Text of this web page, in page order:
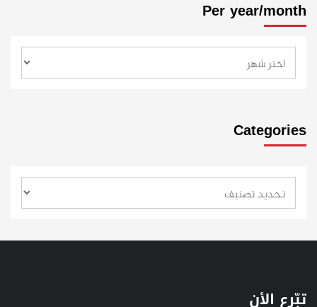
Per year/month
Categories
تبّرع الأن